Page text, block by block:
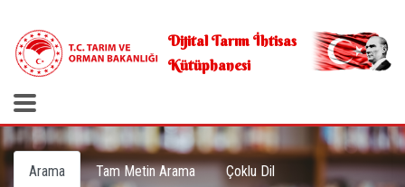
Dijital Tarım İhtisas
Kütüphanesi
Arama Tam Metin Arama Çoklu Dil